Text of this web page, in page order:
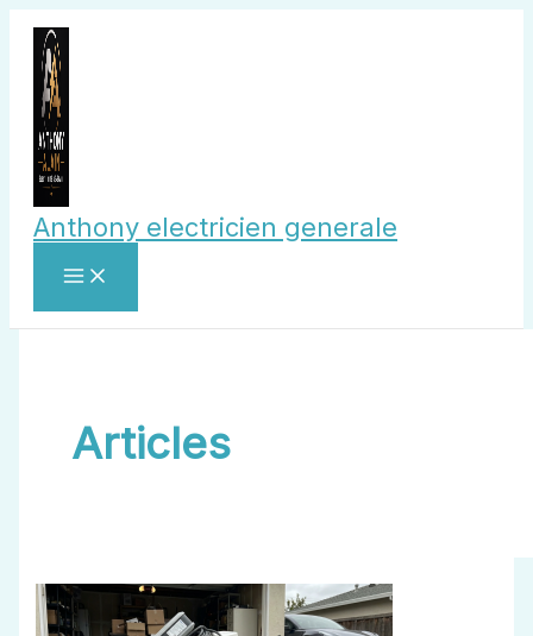
contenu
Anthony electricien generale
Articles